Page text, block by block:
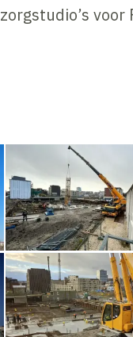
voor